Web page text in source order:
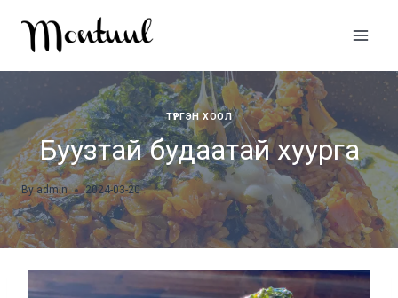
content
ТҮРГЭН ХООЛ
Буузтай будаатай хуурга
By admin 2024-03-20